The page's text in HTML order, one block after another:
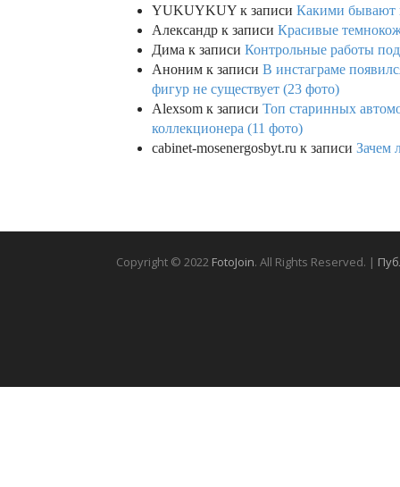
YUKUYKUY к записи Какими бывают
Александр к записи Красивые
Дима к записи Контрольные работы
Аноним к записи В инстаграме
фигур не существует (23 фото)
Alexsom к записи Топ старинных
коллекционера (11 фото)
cabinet-mosenergosbyt.ru к записи Зачем
Copyright © 2022 FotoJoin. All Rights Reserved. |